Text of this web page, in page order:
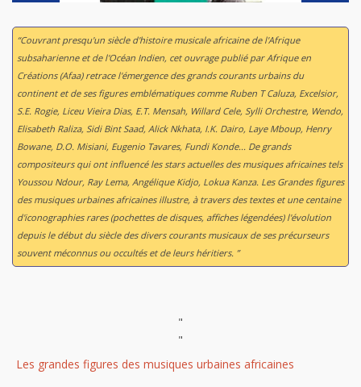
“Couvrant presqu'un siècle d'histoire musicale africaine de l'Afrique
subsaharienne et de l'Océan Indien, cet ouvrage publié par Afrique en
Créations (Afaa) retrace l'émergence des grands courants urbains du
continent et de ses figures emblématiques comme Ruben T Caluza, Excelsior,
S.E. Rogie, Liceu Vieira Dias, E.T. Mensah, Willard Cele, Sylli Orchestre, Wendo,
Elisabeth Raliza, Sidi Bint Saad, Alick Nkhata, I.K. Dairo, Laye Mboup, Henry
Bowane, D.O. Misiani, Eugenio Tavares, Fundi Konde... De grands
compositeurs qui ont influencé les stars actuelles des musiques africaines tels
Youssou Ndour, Ray Lema, Angélique Kidjo, Lokua Kanza. Les Grandes figures
des musiques urbaines africaines illustre, à travers des textes et une centaine
d'iconographies rares (pochettes de disques, affiches légendées) l'évolution
depuis le début du siècle des divers courants musicaux de ses précurseurs
souvent méconnus ou occultés et de leurs héritiers. ”
"
"
Les grandes figures des musiques urbaines africaines